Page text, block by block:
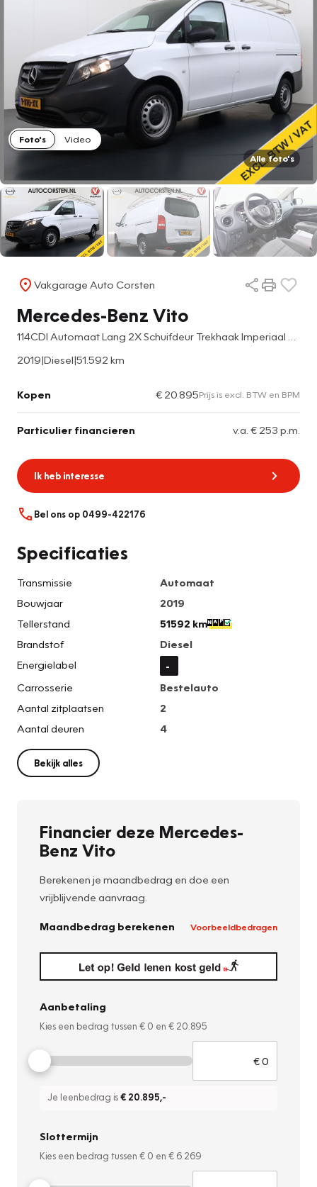
Foto's
Video
Alle foto's
Vakgarage Auto Corsten
Mercedes-Benz Vito
2019|Diesel|51.592 km
Kopen € 20.895Prijs is excl. BTW en BPM
Particulier financieren v.a. € 253 p.m.
Ik heb interesse
Bel ons op 0499-422176
Specificaties
Transmissie
Automaat
Bouwjaar
2019
Tellerstand
51592 km
Brandstof
Diesel
Energielabel
-
Carrosserie
Bestelauto
Aantal zitplaatsen
2
Aantal deuren
4
Bekijk alles
Financier deze Mercedes-
Benz Vito
Berekenen je maandbedrag en doe een
vrijblijvende aanvraag.
Maandbedrag berekenen Voorbeeldbedragen
Aanbetaling
Kies een bedrag tussen € 0 en € 20.895
Je leenbedrag is€ 20.895,-
Slottermijn
Kies een bedrag tussen € 0 en € 6.269